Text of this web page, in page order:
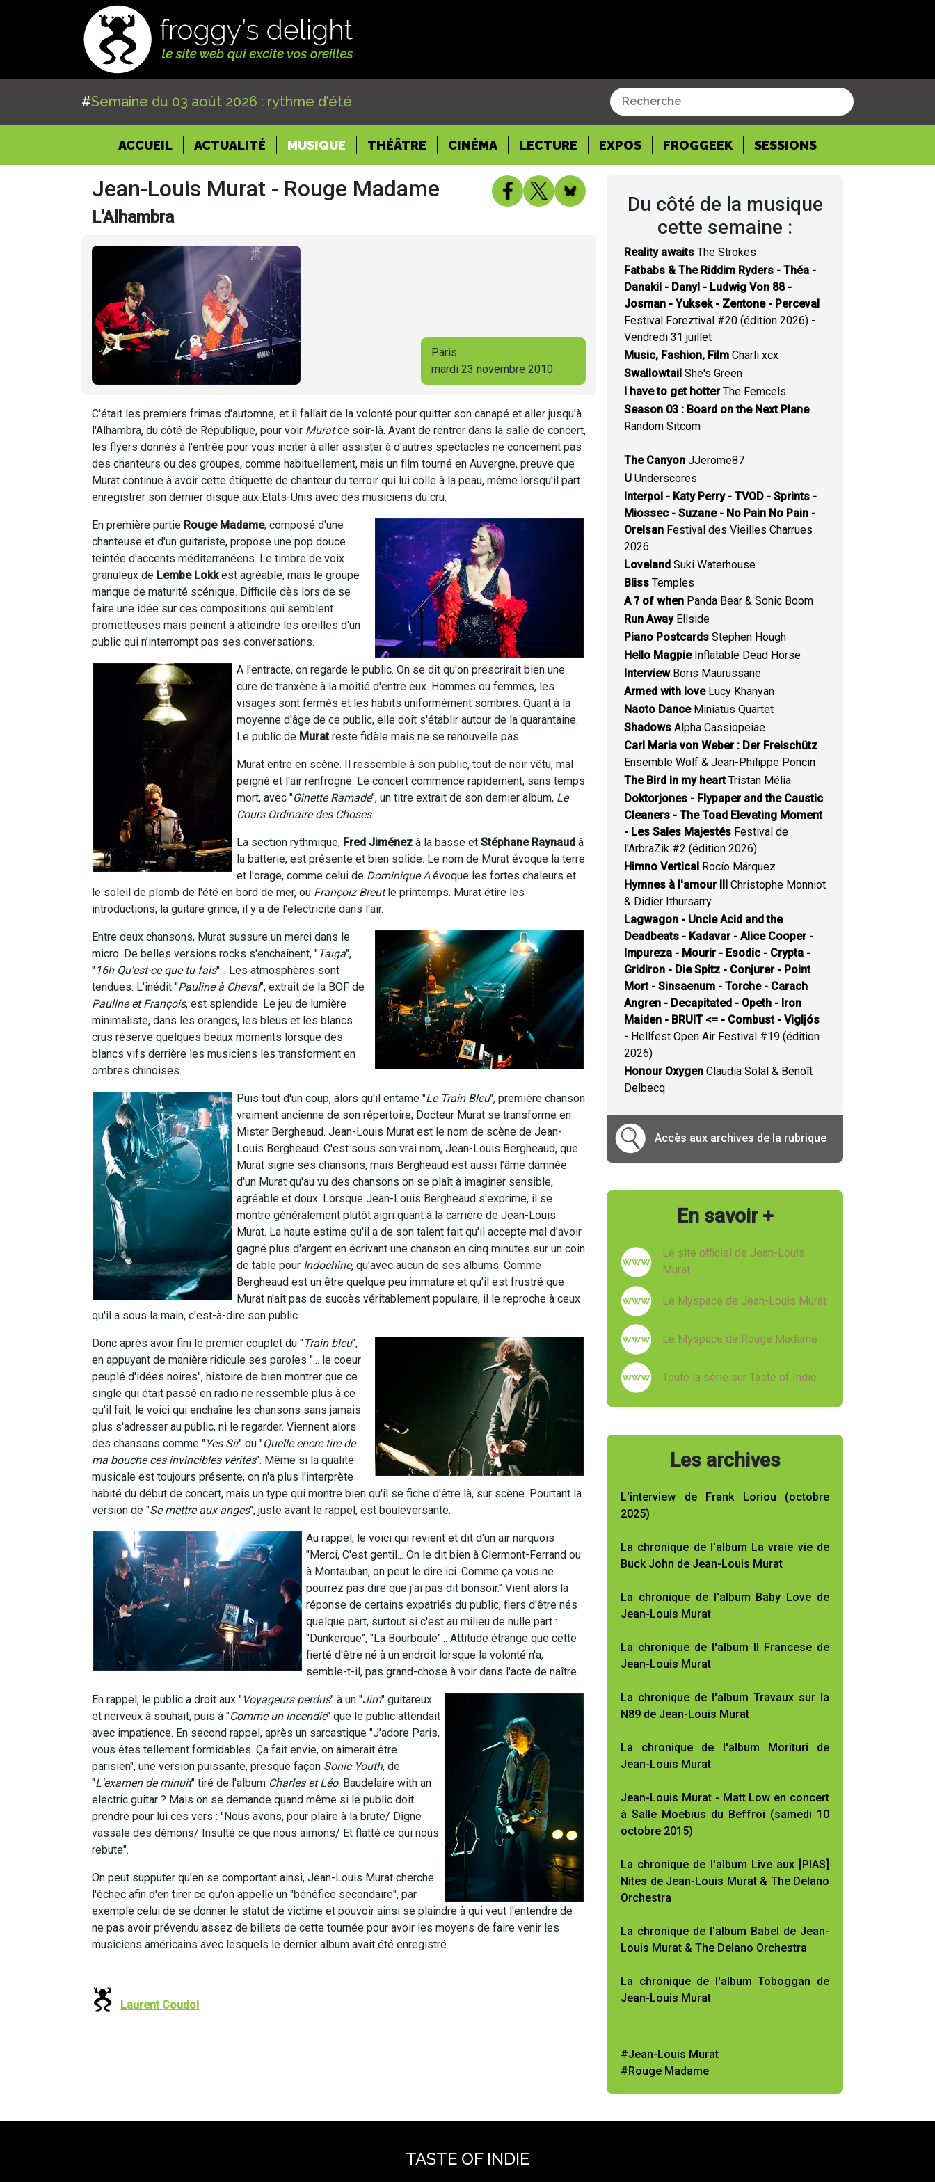
#Semaine du 03 août 2026 : rythme d'été
ACCUEIL(CURRENT)
ACTUALITÉ MUSIQUE THÉÂTRE CINÉMA LECTURE EXPOS FROGGEEK SESSIONS
Jean-Louis Murat - Rouge Madame
L'Alhambra
Paris
mardi 23 novembre 2010
C'était les premiers frimas d'automne, et il fallait de la volonté pour quitter son canapé et aller jusqu'à
l'Alhambra, du côté de République, pour voir Muratce soir-là. Avant de rentrer dans la salle de concert,
les flyers donnés à l'entrée pour vous inciter à aller assister à d'autres spectacles ne concernent pas
des chanteurs ou des groupes, comme habituellement, mais un film tourné en Auvergne, preuve que
Murat continue à avoir cette étiquette de chanteur du terroir qui lui colle à la peau, même lorsqu'il part
enregistrer son dernier disque aux Etats-Unis avec des musiciens du cru.
En première partie Rouge Madame, composé d'une
chanteuse et d'un guitariste, propose une pop douce
teintée d'accents méditerranéens. Le timbre de voix
granuleux de Lembe Lokkest agréable, mais le groupe
manque de maturité scénique. Difficile dès lors de se
faire une idée sur ces compositions qui semblent
prometteuses mais peinent à atteindre les oreilles d'un
public qui n’interrompt pas ses conversations.
A l'entracte, on regarde le public. On se dit qu'on prescrirait bien une
cure de tranxène à la moitié d'entre eux. Hommes ou femmes, les
visages sont fermés et les habits uniformément sombres. Quant à la
moyenne d'âge de ce public, elle doit s'établir autour de la quarantaine.
Le public de Muratreste fidèle mais ne se renouvelle pas.
Murat entre en scène. Il ressemble à son public, tout de noir vêtu, mal
peigné et l'air renfrogné. Le concert commence rapidement, sans temps
mort, avec "Ginette Ramade", un titre extrait de son dernier album, Le
Cours Ordinaire des Choses.
La section rythmique, Fred Jiménez à la basse et Stéphane Raynaud à
la batterie, est présente et bien solide. Le nom de Murat évoque la terre
et l'orage, comme celui de Dominique A évoque les fortes chaleurs et
le soleil de plomb de l'été en bord de mer, ou Françoiz Breutle printemps. Murat étire les
introductions, la guitare grince, il y a de l'electricité dans l'air.
Entre deux chansons, Murat sussure un merci dans le
micro. De belles versions rocks s'enchaînent, "Taïga",
"16h Qu'est-ce que tu fais"... Les atmosphères sont
tendues. L'inédit "Pauline à Cheval", extrait de la BOF de
Pauline et François, est splendide. Le jeu de lumière
minimaliste, dans les oranges, les bleus et les blancs
crus réserve quelques beaux moments lorsque des
blancs vifs derrière les musiciens les transforment en
ombres chinoises.
Puis tout d'un coup, alors qu'il entame "Le Train Bleu", première chanson
vraiment ancienne de son répertoire, Docteur Murat se transforme en
Mister Bergheaud. Jean-Louis Murat est le nom de scène de Jean-
Louis Bergheaud. C'est sous son vrai nom, Jean-Louis Bergheaud, que
Murat signe ses chansons, mais Bergheaud est aussi l'âme damnée
d'un Murat qu'au vu des chansons on se plaît à imaginer sensible,
agréable et doux. Lorsque Jean-Louis Bergheaud s'exprime, il se
montre généralement plutôt aigri quant à la carrière de Jean-Louis
Murat. La haute estime qu'il a de son talent fait qu'il accepte mal d'avoir
gagné plus d'argent en écrivant une chanson en cinq minutes sur un coin
de table pour Indochine, qu'avec aucun de ses albums. Comme
Bergheaud est un être quelque peu immature et qu'il est frustré que
Murat n'ait pas de succès véritablement populaire, il le reproche à ceux
qu'il a sous la main, c'est-à-dire son public.
Donc après avoir fini le premier couplet du "Train bleu",
en appuyant de manière ridicule ses paroles "... le coeur
peuplé d'idées noires", histoire de bien montrer que ce
single qui était passé en radio ne ressemble plus à ce
qu'il fait, le voici qui enchaîne les chansons sans jamais
plus s'adresser au public, ni le regarder. Viennent alors
des chansons comme "Yes Sir" ou "Quelle encre tire de
ma bouche ces invincibles vérités". Même si la qualité
musicale est toujours présente, on n'a plus l'interprète
habité du début de concert, mais un type qui montre bien qu'il se fiche d'être là, sur scène. Pourtant la
version de "Se mettre aux anges", juste avant le rappel, est bouleversante.
Au rappel, le voici qui revient et dit d'un air narquois
"Merci, C'est gentil... On le dit bien à Clermont-Ferrand ou
à Montauban, on peut le dire ici. Comme ça vous ne
pourrez pas dire que j'ai pas dit bonsoir." Vient alors la
réponse de certains expatriés du public, fiers d'être nés
quelque part, surtout si c'est au milieu de nulle part :
"Dunkerque", "La Bourboule"... Attitude étrange que cette
fierté d'être né à un endroit lorsque la volonté n'a,
semble-t-il, pas grand-chose à voir dans l'acte de naître.
En rappel, le public a droit aux "Voyageurs perdus" à un "Jim" guitareux
et nerveux à souhait, puis à "Comme un incendie" que le public attendait
avec impatience. En second rappel, après un sarcastique "J'adore Paris,
vous êtes tellement formidables. Ça fait envie, on aimerait être
parisien", une version puissante, presque façon Sonic Youth, de
"L'examen de minuit" tiré de l'album Charles et Léo. Baudelaire with an
electric guitar ? Mais on se demande quand même si le public doit
prendre pour lui ces vers : "Nous avons, pour plaire à la brute/ Digne
vassale des démons/ Insulté ce que nous aimons/ Et flatté ce qui nous
rebute".
On peut supputer qu'en se comportant ainsi, Jean-Louis Murat cherche
l'échec afin d'en tirer ce qu'on appelle un "bénéfice secondaire", par
exemple celui de se donner le statut de victime et pouvoir ainsi se plaindre à qui veut l'entendre de
ne pas avoir prévendu assez de billets de cette tournée pour avoir les moyens de faire venir les
musiciens américains avec lesquels le dernier album avait été enregistré.
Laurent Coudol
Du côté de la musique
cette semaine :
Reality awaits The Strokes
Fatbabs & The Riddim Ryders - Théa -
Danakil - Danyl - Ludwig Von 88 -
Josman - Yuksek - Zentone - Perceval
Festival Foreztival #20 (édition 2026) -
Vendredi 31 juillet
Music, Fashion, Film Charli xcx
Swallowtail She's Green
I have to get hotterThe Femcels
Season 03 : Board on the Next Plane
Random Sitcom
The Canyon JJerome87
U Underscores
Interpol - Katy Perry - TVOD - Sprints -
Miossec - Suzane - No Pain No Pain -
Orelsan Festival des Vieilles Charrues
2026
Loveland Suki Waterhouse
Bliss Temples
A ? of when Panda Bear & Sonic Boom
Run AwayEllside
Piano Postcards Stephen Hough
Hello MagpieInflatable Dead Horse
InterviewBoris Maurussane
Armed with loveLucy Khanyan
Naoto DanceMiniatus Quartet
Shadows Alpha Cassiopeiae
Carl Maria von Weber : Der Freischütz
Ensemble Wolf & Jean-Philippe Poncin
The Bird in my heartTristan Mélia
Doktorjones - Flypaper and the Caustic
Cleaners - The Toad Elevating Moment
- Les Sales Majestés Festival de
l'ArbraZik #2 (édition 2026)
Himno Vertical Rocío Márquez
Hymnes à l'amour III Christophe Monniot
& Didier Ithursarry
Lagwagon - Uncle Acid and the
Deadbeats - Kadavar - Alice Cooper -
Impureza - Mourir - Esodic - Crypta -
Gridiron - Die Spitz - Conjurer - Point
Mort - Sinsaenum - Torche - Carach
Angren - Decapitated - Opeth - Iron
Maiden - BRUIT <= - Combust - Vigljós
- Hellfest Open Air Festival #19 (édition
2026)
Honour Oxygen Claudia Solal & Benoît
Delbecq
Accès aux archives de la rubrique
En savoir +
Le site officiel de Jean-Louis
Murat
Le Myspace de Jean-Louis Murat
Le Myspace de Rouge Madame
Toute la série sur Taste of Indie
Les archives
L'interview de Frank Loriou (octobre
2025)
La chronique de l'album La vraie vie de
Buck John de Jean-Louis Murat
La chronique de l'album Baby Love de
Jean-Louis Murat
La chronique de l'album Il Francese de
Jean-Louis Murat
La chronique de l'album Travaux sur la
N89 de Jean-Louis Murat
La chronique de l'album Morituri de
Jean-Louis Murat
Jean-Louis Murat - Matt Low en concert
à Salle Moebius du Beffroi (samedi 10
octobre 2015)
La chronique de l'album Live aux [PIAS]
Nites de Jean-Louis Murat & The Delano
Orchestra
La chronique de l'album Babel de Jean-
Louis Murat & The Delano Orchestra
La chronique de l'album Toboggan de
Jean-Louis Murat
#Jean-Louis Murat
#Rouge Madame
TASTE OF INDIE